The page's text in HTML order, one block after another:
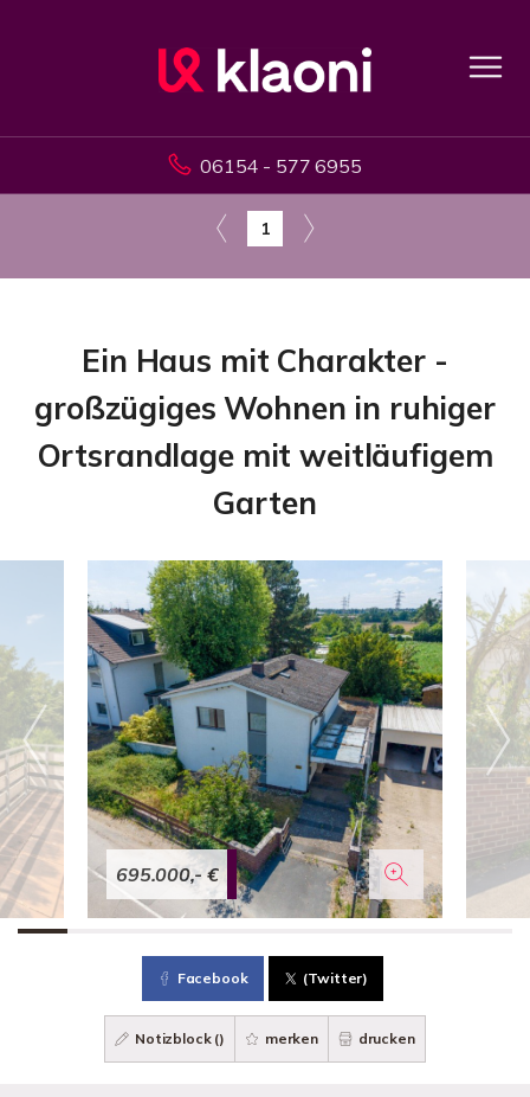
06154 - 577 6955
1
Ein Haus mit Charakter -
großzügiges Wohnen in ruhiger
Ortsrandlage mit weitläufigem
Garten
695.000,- €
Facebook (Twitter)
Notizblock () merken drucken